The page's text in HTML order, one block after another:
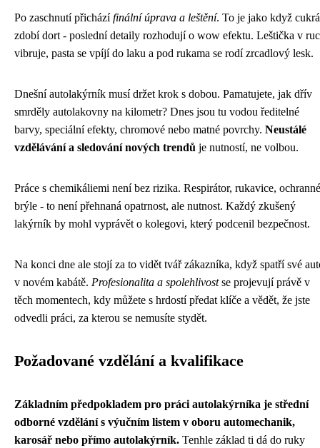
Po zaschnutí přicházífinální úprava a leštění. To je jako když
zdobí dort - poslední detaily rozhodují o wow efektu. Leštička v
vibruje, pasta se vpíjí do laku a pod rukama se rodí zrcadlový lesk.
Dnešní autolakýrník musí držet krok s dobou. Pamatujete, jak dřív
smrděly autolakovny na kilometr? Dnes jsou tu vodou ředitelné
barvy, speciální efekty, chromové nebo matné povrchy. Neustálé
vzdělávání a sledování nových trendů je nutností, ne volbou.
Práce s chemikáliemi není bez rizika. Respirátor, rukavice, ochranné
brýle - to není přehnaná opatrnost, ale nutnost. Každý zkušený
lakýrník by mohl vyprávět o kolegovi, který podcenil bezpečnost.
Na konci dne ale stojí za to vidět tvář zákazníka, když spatří své
v novém kabátě. Profesionalita a spolehlivostse projevují právě v
těch momentech, kdy můžete s hrdostí předat klíče a vědět, že jste
odvedli práci, za kterou se nemusíte stydět.
Požadované vzdělání a kvalifikace
Základním předpokladem pro práci autolakýrníka je střední
odborné vzdělání s výučním listem v oboru automechanik,
karosář nebo přímo autolakýrník. Tenhle základ ti dá do ruky